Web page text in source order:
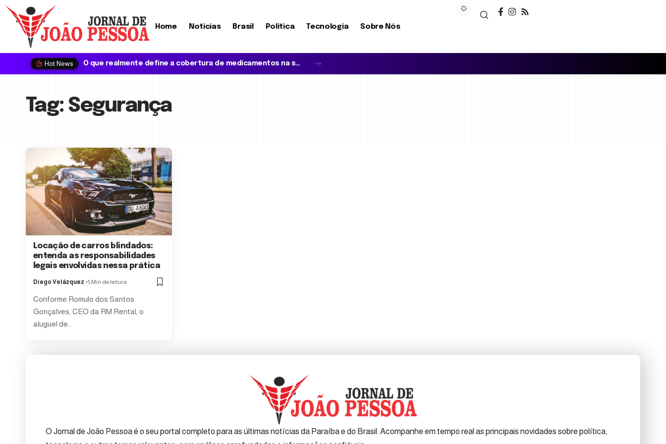
Home Noticias Brasil Politica Tecnologia Sobre Nós
Hot News O que realmente define a cobertura de medicamentos na saúde suplementar?
Tag: Segurança
Locação de carros blindados:
entenda as responsabilidades
legais envolvidas nessa prática
Diego Velázquez 5 Min de leitura
Conforme Romulo dos Santos
Gonçalves, CEO da RM Rental, o
aluguel de…
O Jornal de João Pessoa é o seu portal completo para as últimas notícias da Paraíba e do Brasil. Acompanhe em tempo real as principais novidades sobre política,